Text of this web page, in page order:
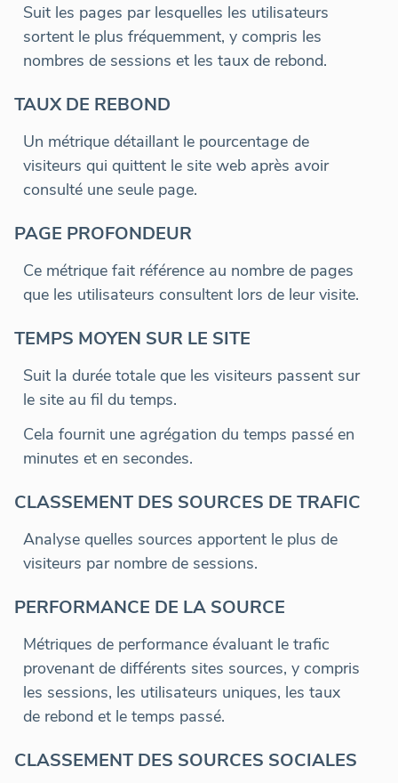
Suit les pages par lesquelles les utilisateurs
sortent le plus fréquemment, y compris les
nombres de sessions et les taux de rebond.
TAUX DE REBOND
Un métrique détaillant le pourcentage de
visiteurs qui quittent le site web après avoir
consulté une seule page.
PAGE PROFONDEUR
Ce métrique fait référence au nombre de pages
que les utilisateurs consultent lors de leur visite.
TEMPS MOYEN SUR LE SITE
Suit la durée totale que les visiteurs passent sur
le site au fil du temps.
Cela fournit une agrégation du temps passé en
minutes et en secondes.
CLASSEMENT DES SOURCES DE TRAFIC
Analyse quelles sources apportent le plus de
visiteurs par nombre de sessions.
PERFORMANCE DE LA SOURCE
Métriques de performance évaluant le trafic
provenant de différents sites sources, y compris
les sessions, les utilisateurs uniques, les taux
de rebond et le temps passé.
CLASSEMENT DES SOURCES SOCIALES